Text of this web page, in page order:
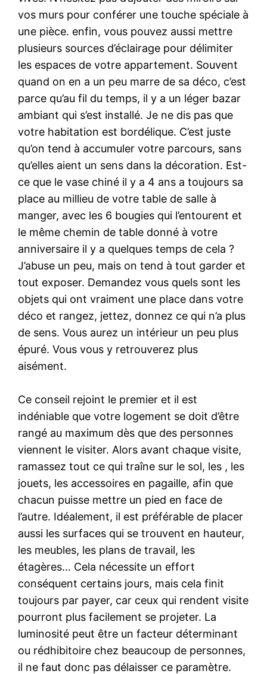
vos murs pour conférer une touche spéciale à
une pièce. enfin, vous pouvez aussi mettre
plusieurs sources d’éclairage pour délimiter
les espaces de votre appartement. Souvent
quand on en a un peu marre de sa déco, c’est
parce qu’au fil du temps, il y a un léger bazar
ambiant qui s’est installé. Je ne dis pas que
votre habitation est bordélique. C’est juste
qu’on tend à accumuler votre parcours, sans
qu’elles aient un sens dans la décoration. Est-
ce que le vase chiné il y a 4 ans a toujours sa
place au millieu de votre table de salle à
manger, avec les 6 bougies qui l’entourent et
le même chemin de table donné à votre
anniversaire il y a quelques temps de cela ?
J’abuse un peu, mais on tend à tout garder et
tout exposer. Demandez vous quels sont les
objets qui ont vraiment une place dans votre
déco et rangez, jettez, donnez ce qui n’a plus
de sens. Vous aurez un intérieur un peu plus
épuré. Vous vous y retrouverez plus
aisément.
Ce conseil rejoint le premier et il est
indéniable que votre logement se doit d’être
rangé au maximum dès que des personnes
viennent le visiter. Alors avant chaque visite,
ramassez tout ce qui traîne sur le sol, les , les
jouets, les accessoires en pagaille, afin que
chacun puisse mettre un pied en face de
l’autre. Idéalement, il est préférable de placer
aussi les surfaces qui se trouvent en hauteur,
les meubles, les plans de travail, les
étagères… Cela nécessite un effort
conséquent certains jours, mais cela finit
toujours par payer, car ceux qui rendent visite
pourront plus facilement se projeter. La
luminosité peut être un facteur déterminant
ou rédhibitoire chez beaucoup de personnes,
il ne faut donc pas délaisser ce paramètre.